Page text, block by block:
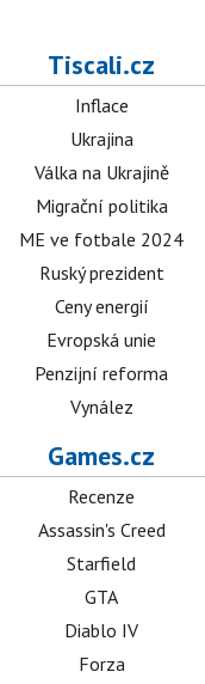
Tiscali.cz
Inflace
Ukrajina
Válka na Ukrajině
Migrační politika
ME ve fotbale 2024
Ruský prezident
Ceny energií
Evropská unie
Penzijní reforma
Vynález
Games.cz
Recenze
Assassin's Creed
Starfield
GTA
Diablo IV
Forza